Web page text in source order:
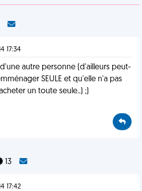
17:34
autre personne (d'ailleurs peut-
SEULE et qu'elle n'a pas
un toute seule..) ;)
13
17:42